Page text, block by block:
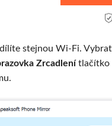
stejnou Wi-Fi. Vybrat
Zrcadlenítlačítko